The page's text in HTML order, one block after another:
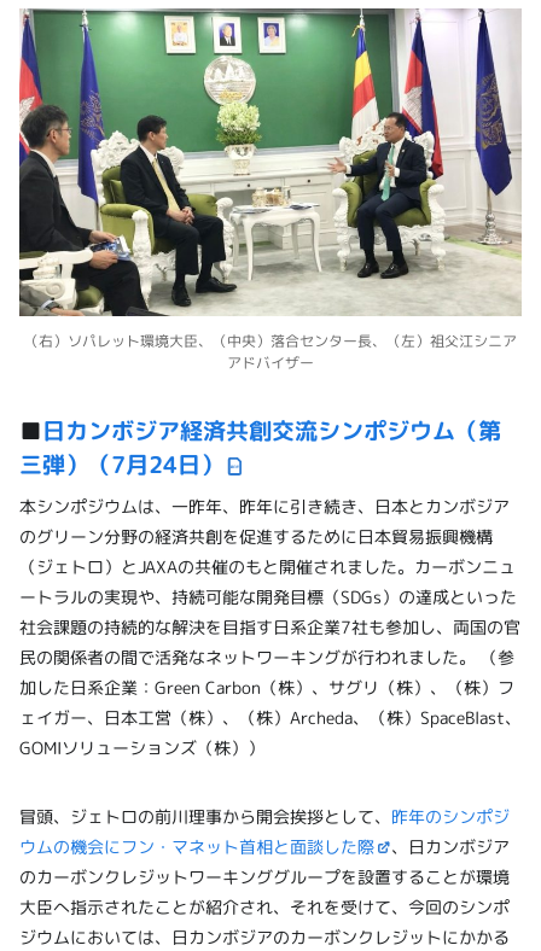
（右）ソパレット環境大臣、（中央）落合センター長、（左）祖父江シニア
アドバイザー
■日カンボジア経済共創交流シンポジウム（第
三弾）（7月24日）
本シンポジウムは、一昨年、昨年に引き続き、日本とカンボジア
のグリーン分野の経済共創を促進するために日本貿易振興機構
（ジェトロ）とJAXAの共催のもと開催されました。カーボンニュ
ートラルの実現や、持続可能な開発目標（SDGs）の達成といった
社会課題の持続的な解決を目指す日系企業7社も参加し、両国の官
民の関係者の間で活発なネットワーキングが行われました。 （参
加した日系企業：Green Carbon（株）、サグリ（株）、（株）フ
ェイガー、日本工営（株）、（株）Archeda、（株）SpaceBlast、
GOMIソリューションズ（株））
冒頭、ジェトロの前川理事から開会挨拶として、 昨年のシンポジ
ウムの機会にフン・マネット首相と面談した際
、日カンボジア
のカーボンクレジットワーキンググループを設置することが環境
大臣へ指示されたことが紹介され、それを受けて、今回のシンポ
ジウムにおいては、日カンボジアのカーボンクレジットにかかる